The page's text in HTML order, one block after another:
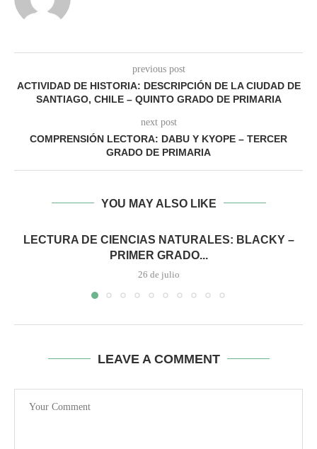
previous post
ACTIVIDAD DE HISTORIA: DESCRIPCIÓN DE LA CIUDAD DE
SANTIAGO, CHILE – QUINTO GRADO DE PRIMARIA
next post
COMPRENSIÓN LECTORA: DABU Y KYOPE – TERCER
GRADO DE PRIMARIA
YOU MAY ALSO LIKE
LECTURA DE CIENCIAS NATURALES: BLACKY –
PRIMER GRADO...
26 de julio
LEAVE A COMMENT